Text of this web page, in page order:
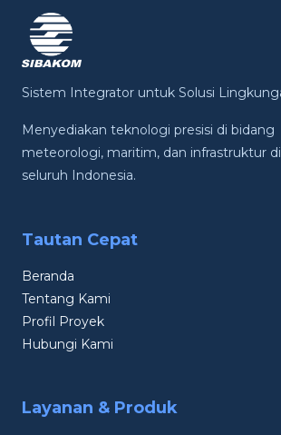
Sistem Integrator untuk Solusi
Menyediakan teknologi presisi di bidang
meteorologi, maritim, dan infrastruktur di
seluruh Indonesia.
Tautan Cepat
Beranda
Tentang Kami
Profil Proyek
Hubungi Kami
Layanan & Produk